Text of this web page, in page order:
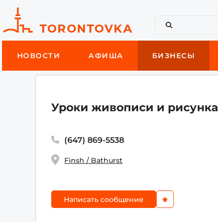
НОВОСТИ АФИША БИЗНЕСЫ
Уроки живописи и рисунка
(647) 869-5538
Finsh / Bathurst
Написать сообщение